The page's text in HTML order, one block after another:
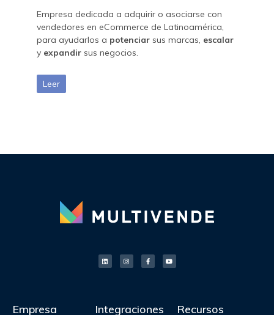
Empresa dedicada a adquirir o asociarse con
vendedores en eCommerce de Latinoamérica,
para ayudarlos a potenciar sus marcas, escalar
y expandir sus negocios.
Leer
Empresa Integraciones Recursos